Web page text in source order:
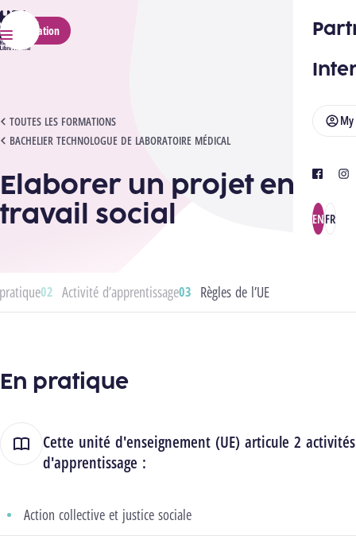
HELMo
Menu
My
facebook
ENFR
Application
TOUTES LES FORMATIONS
BACHELIER TECHNOLOGUE DE LABORATOIRE MÉDICAL
ELABORER UN PROJET EN TRAVAIL SOCIAL
Elaborer un projet en
travail social
Activité d’apprentissage Règles de l’UE
En pratique
Cette unité d'enseignement (UE) articule 2 activités
d'apprentissage :
Action collective et justice sociale